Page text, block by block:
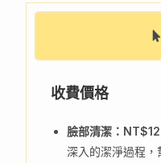
收費價格
臉部清潔：
深入的潔淨過程，